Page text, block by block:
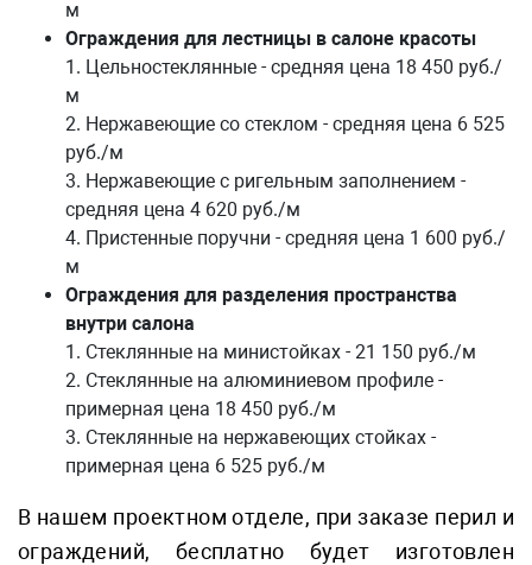
м
Ограждения для лестницы в салоне красоты
1. Цельностеклянные - средняя цена 18 450 руб./
м
2. Нержавеющие со стеклом - средняя цена 6 525
руб./м
3. Нержавеющие с ригельным заполнением -
средняя цена 4 620 руб./м
4. Пристенные поручни - средняя цена 1 600 руб./
м
Ограждения для разделения пространства
внутри салона
1. Стеклянные на министойках - 21 150 руб./м
2. Стеклянные на алюминиевом профиле -
примерная цена 18 450 руб./м
3. Стеклянные на нержавеющих стойках -
примерная цена 6 525 руб./м
В нашем проектном отделе, при заказе перил и
ограждений, бесплатно будет изготовлен